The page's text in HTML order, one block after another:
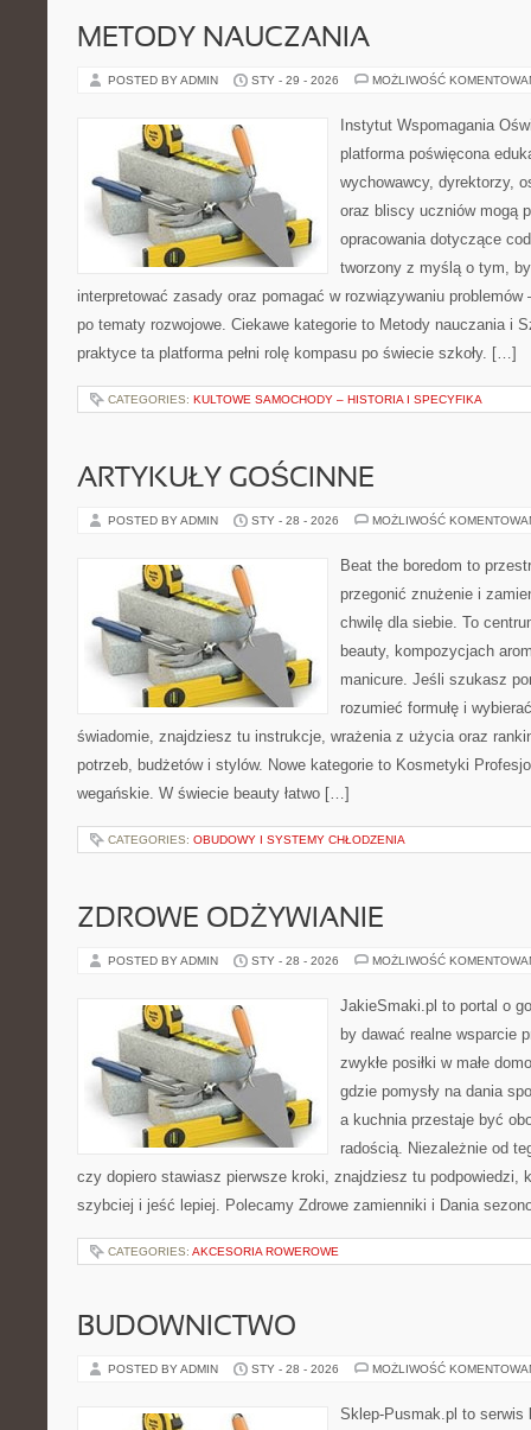
METODY NAUCZANIA
POSTED BY ADMIN STY - 29 - 2026 MOŻLIWOŚĆ
Instytut Wspomagania
platforma poświęcona
wychowawcy, dyrektorzy,
oraz bliscy uczniów mogą
opracowania dotyczące
tworzony z myślą o tym,
interpretować zasady oraz pomagać w rozwiązywaniu
po tematy rozwojowe. Ciekawe kategorie to Metody nauczania i
praktyce ta platforma pełni rolę kompasu po świecie szkoły. […]
CATEGORIES: KULTOWE SAMOCHODY – HISTORIA I SPECYFIKA
ARTYKUŁY GOŚCINNE
POSTED BY ADMIN STY - 28 - 2026 MOŻLIWOŚĆ
Beat the boredom to
przegonić znużenie i
chwilę dla siebie. To
beauty, kompozycjach
manicure. Jeśli szukasz
rozumieć formułę i
świadomie, znajdziesz tu instrukcje, wrażenia z użycia oraz
potrzeb, budżetów i stylów. Nowe kategorie to Kosmetyki
wegańskie. W świecie beauty łatwo […]
CATEGORIES: OBUDOWY I SYSTEMY CHŁODZENIA
ZDROWE ODŻYWIANIE
POSTED BY ADMIN STY - 28 - 2026 MOŻLIWOŚĆ
JakieSmaki.pl to portal o
by dawać realne wsparcie
zwykłe posiłki w małe
gdzie pomysły na dania
a kuchnia przestaje być
radością. Niezależnie od
czy dopiero stawiasz pierwsze kroki, znajdziesz tu podpowiedzi,
szybciej i jeść lepiej. Polecamy Zdrowe zamienniki i Dania
CATEGORIES: AKCESORIA ROWEROWE
BUDOWNICTWO
POSTED BY ADMIN STY - 28 - 2026 MOŻLIWOŚĆ
Sklep-Pusmak.pl to serwis